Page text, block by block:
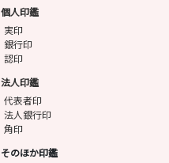
個人印鑑
実印
銀行印
認印
法人印鑑
代表者印
法人銀行印
角印
そのほか印鑑